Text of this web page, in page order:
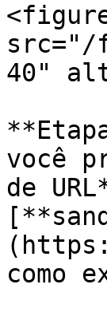
src="/
40"
você
de
como